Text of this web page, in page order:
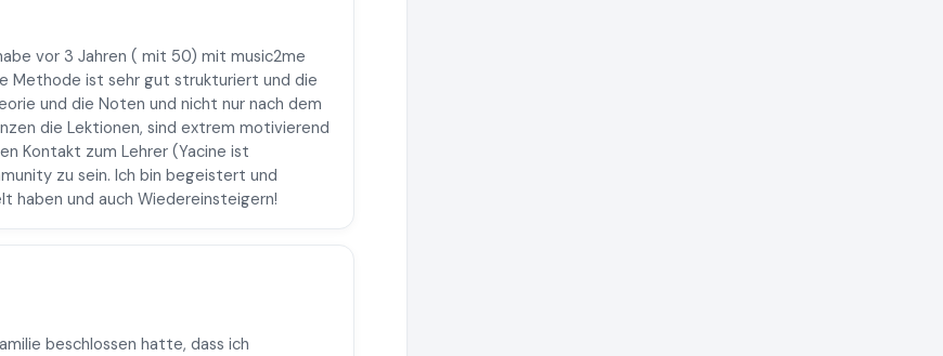
vor 3 Jahren ( mit 50) mit music2me
Methode ist sehr gut strukturiert und die
und die Noten und nicht nur nach dem
die Lektionen, sind extrem motivierend
Kontakt zum Lehrer (Yacine ist
zu sein. Ich bin begeistert und
haben und auch Wiedereinsteigern!
beschlossen hatte, dass ich